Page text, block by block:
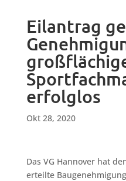
Eilantrag
erfolglos
Okt 28, 2020
Das VG Hannover hat
erteilte